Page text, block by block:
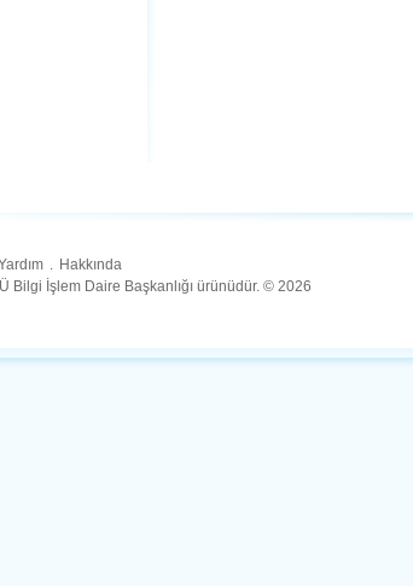
. Hakkında
Bilgi İşlem Daire Başkanlığı ürünüdür. © 2026